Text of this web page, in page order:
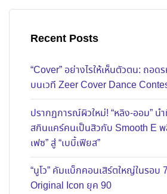
Recent Posts
“Cover” อย่างไรให้เห็นตัวตน: ถอด
บนเวที Zeer Cover Dance
ปรากฏการณ์ผิวใหม่! “หลิง-ออม” น
สกินแคร์คนเป็นสิวกับ Smooth E พ
เฟซ” สู่ “เบบี้เฟียส”
“นูโว” คัมแบ็กคอนเสิร์ตใหญ่ในรอบ
Original Icon ยุค 90